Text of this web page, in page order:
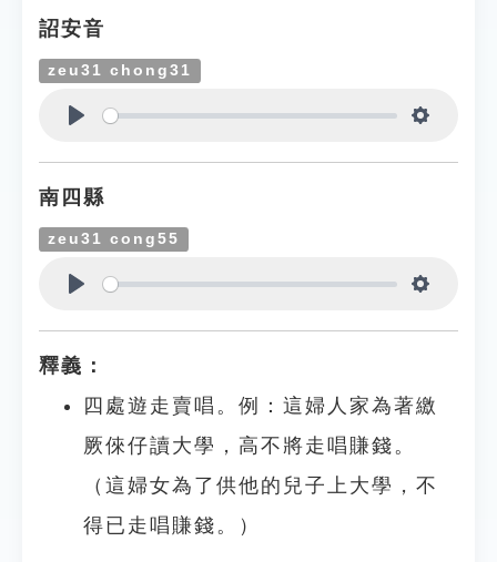
詔安音
zeu31 chong31
南四縣
zeu31 cong55
釋義：
四處遊走賣唱。例：這婦人家為著繳
厥倈仔讀大學，高不將走唱賺錢。
（這婦女為了供他的兒子上大學，不
得已走唱賺錢。）